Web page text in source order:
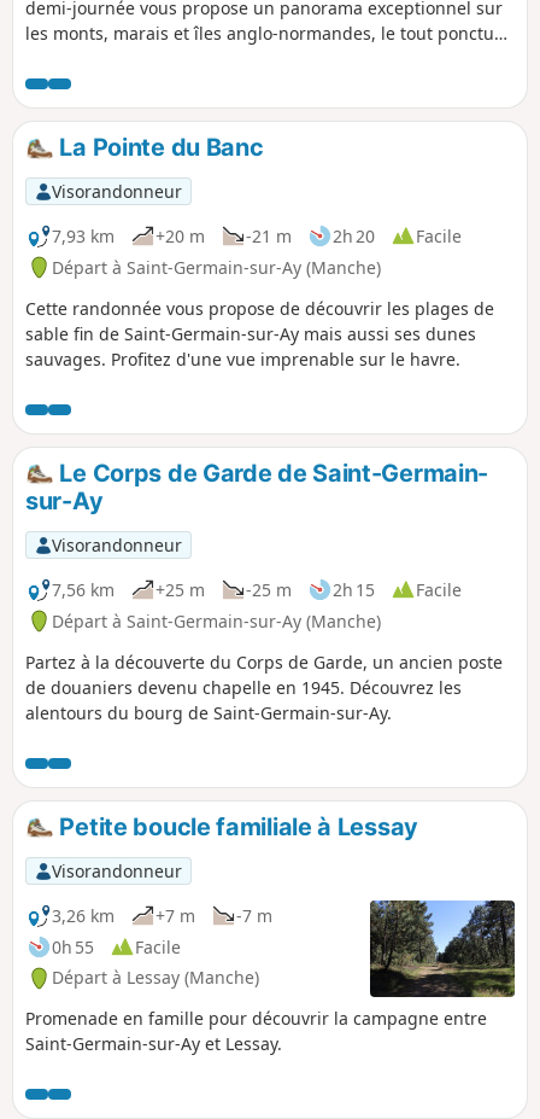
demi-journée vous propose un panorama exceptionnel sur
les monts, marais et îles anglo-normandes, le tout ponctué
plateau de landes rases peuplées d'ajoncs.
La Pointe du Banc
Visorandonneur
7,93 km
+20 m -21 m 2h 20
Facile
Départ à Saint-Germain-sur-Ay (Manche)
Cette randonnée vous propose de découvrir les plages de
sable fin de Saint-Germain-sur-Ay mais aussi ses dunes
sauvages. Profitez d'une vue imprenable sur le havre.
Le Corps de Garde de Saint-Germain-
sur-Ay
Visorandonneur
7,56 km
+25 m -25 m 2h 15
Facile
Départ à Saint-Germain-sur-Ay (Manche)
Partez à la découverte du Corps de Garde, un ancien poste
de douaniers devenu chapelle en 1945. Découvrez les
alentours du bourg de Saint-Germain-sur-Ay.
Petite boucle familiale à Lessay
Visorandonneur
3,26 km
+7 m
-7 m
0h 55
Facile
Départ à Lessay (Manche)
Promenade en famille pour découvrir la campagne entre
Saint-Germain-sur-Ay et Lessay.